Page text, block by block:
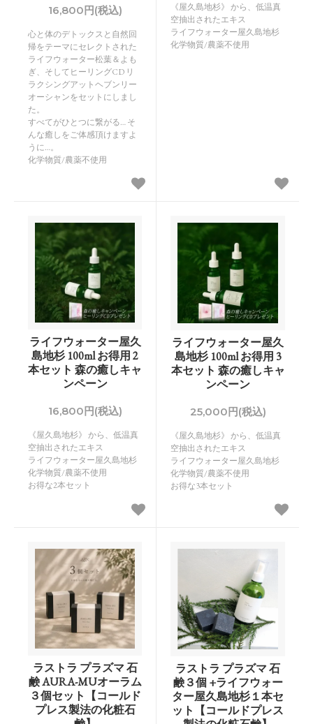
16,800円(税込)
心と体のデトックスと自然回
帰をテーマにセレクトされた
ライフウォーター松葉＆よも
ぎ、そしてヒーリングCD リ
ラクシングアットヘブンリー
オーシャンをセットにしまし
た。
すべてがひとつに繋がる… そ
んな癒しをご体感頂けますよ
うに…。
化学物質/農薬不使用
《屋久島地杉》 から、低温真
空抽出されたエキス
ライフウォーター屋久島地杉
化学物質/農薬不使用
ライフウォーター屋久
島地杉 100ml お得用 2
本セット 森の癒しキャ
ンペーン
16,800円(税込)
《屋久島地杉》 から、低温真
空抽出されたエキス
ライフウォーター屋久島地杉
化学物質/農薬不使用
お得な2本セット
ライフウォーター屋久
島地杉 100ml お得用 3
本セット 森の癒しキャ
ンペーン
25,000円(税込)
《屋久島地杉》 から、低温真
空抽出されたエキス
ライフウォーター屋久島地杉
化学物質/農薬不使用
お得な3本セット
ラストラ プラズマ 石
鹸 AURA-MUオーラム
３個セット【コールド
プレス製法の化粧石
ラストラ プラズマ 石
鹸３個 +ライフウォー
ター屋久島地杉１本セ
ット【コールドプレス